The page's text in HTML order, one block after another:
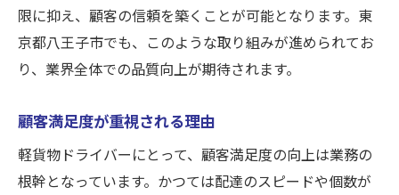
配送プロセスの改善方法
テクノロジーを活用した誤配送防止策
不良配送を防ぐためのコミュニケーション
戦略
顧客フィードバックを活用した改善策
限に抑え、顧客の信頼を築くことが可能となります。東
京都八王子市でも、このような取り組みが進められてお
り、業界全体での品質向上が期待されます。
顧客満足度が重視される理由
軽貨物ドライバーにとって、顧客満足度の向上は業務の
根幹となっています。かつては配達のスピードや個数が